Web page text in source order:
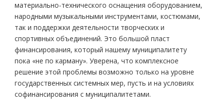
материально-технического оснащения оборудованием,
народными музыкальными инструментами, костюмами,
так и поддержки деятельности творческих и
спортивных объединений. Это большой пласт
финансирования, который нашему муниципалитету
пока «не по карману». Уверена, что комплексное
решение этой проблемы возможно только на уровне
государственных системных мер, пусть и на условиях
софинансирования с муниципалитетами.